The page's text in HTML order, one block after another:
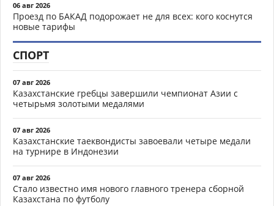
06 авг 2026
Проезд по БАКАД подорожает не для всех: кого коснутся
новые тарифы
СПОРТ
07 авг 2026
Казахстанские гребцы завершили чемпионат Азии с
четырьмя золотыми медалями
07 авг 2026
Казахстанские таеквондисты завоевали четыре медали
на турнире в Индонезии
07 авг 2026
Стало известно имя нового главного тренера сборной
Казахстана по футболу